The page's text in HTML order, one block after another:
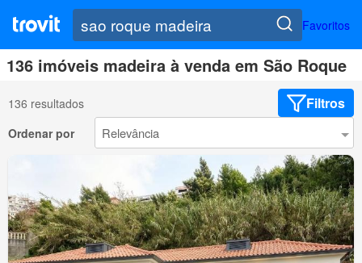
Favoritos
136 imóveis madeira à venda em São Roque
136 resultados Filtros
Ordenar por